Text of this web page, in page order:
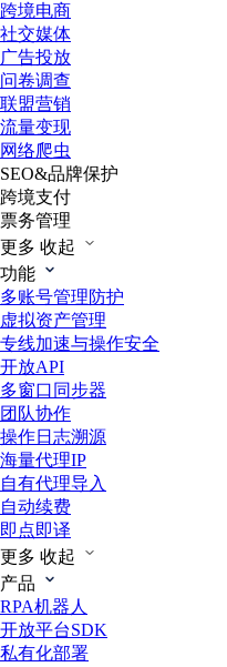
跨境电商
社交媒体
广告投放
问卷调查
联盟营销
流量变现
网络爬虫
SEO&品牌保护
跨境支付
票务管理
更多 收起
功能
多账号管理防护
虚拟资产管理
专线加速与操作安全
开放API
多窗口同步器
团队协作
操作日志溯源
海量代理IP
自有代理导入
自动续费
即点即译
更多 收起
产品
RPA机器人
开放平台SDK
私有化部署